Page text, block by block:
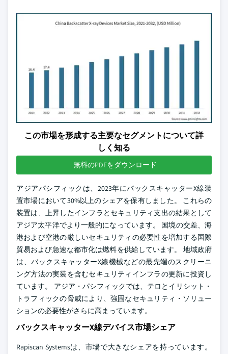
この市場を形成する主要なセグメントについて詳
しく知る
無料のPDFをダウンロード
アジアパシフィックは、2023年にバックスキャッターX線装
置市場において30%以上のシェアを保有しました。 これらの
装置は、上昇したインフラとセキュリティ支出の結果として
アジア太平洋でより一般的になっています。 国境の交差、海
港および空港の厳しいセキュリティの必要性を増加する国際
貿易および急速な都市化は燃料を供給しています。 地域政府
は、バックスキャッターX線機械などの最先端のスクリーニ
ング方法の実装を含むセキュリティインフラの更新に投資し
ています。 アジア・パシフィックでは、テロとイリシット・
トラフィックの脅威により、強固なセキュリティ・ソリュー
ションの必要性がさらに高まっています。
バックスキャッターX線デバイス市場シェア
Rapiscan Systemsは、市場で大きなシェアを持っています。